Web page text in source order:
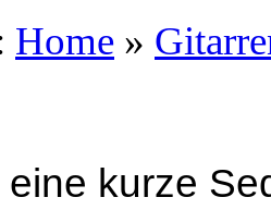
Home »
eine kurze